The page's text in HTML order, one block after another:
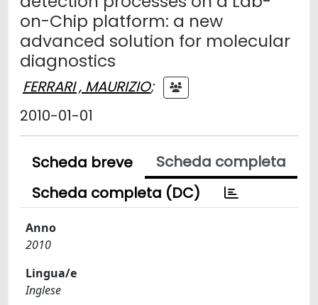
on-Chip platform: a new
advanced solution for molecular
diagnostics
FERRARI , MAURIZIO;
2010-01-01
Scheda breve
Scheda completa
Scheda completa (DC)
Anno
2010
Lingua/e
Inglese